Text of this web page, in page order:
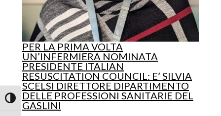
Attiva/disattiva alto contrasto
PER LA PRIMA VOLTA
UN’INFERMIERA NOMINATA
PRESIDENTE ITALIAN
RESUSCITATION COUNCIL: E’ SILVIA
SCELSI DIRETTORE DIPARTIMENTO
DELLE PROFESSIONI SANITARIE DEL
GASLINI